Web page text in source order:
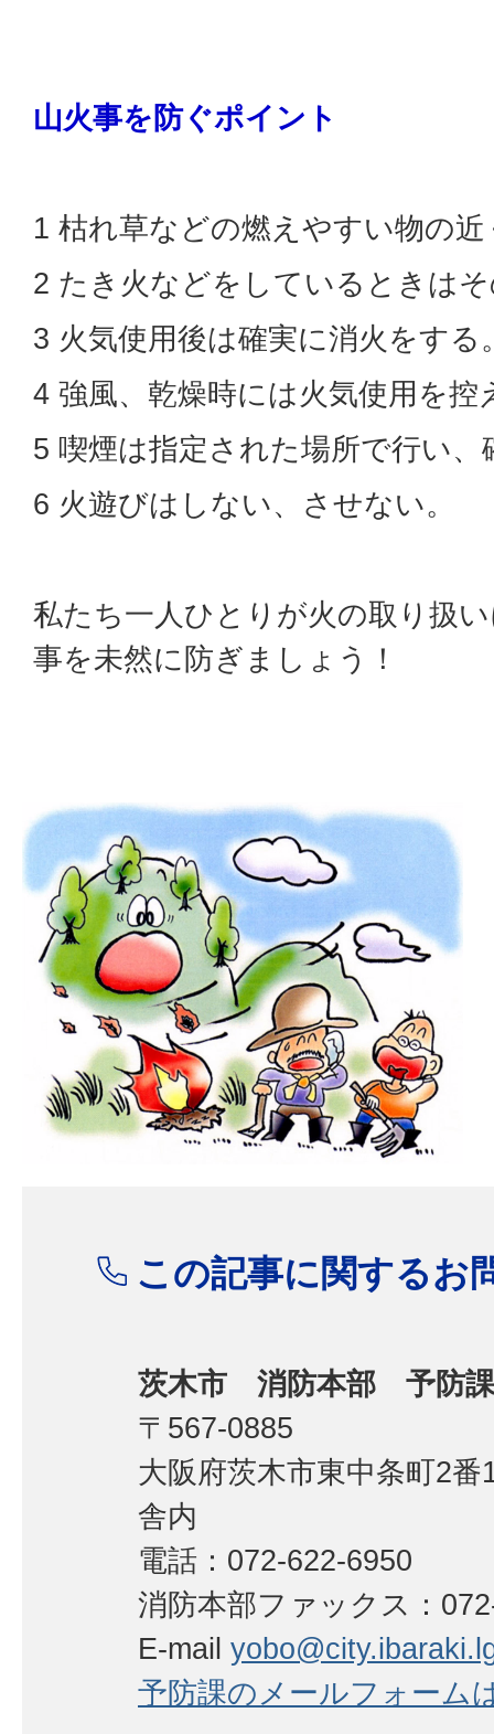
山火事を防ぐポイント
1 枯れ草などの燃えやすい物の
2 たき火などをしているときは
3 火気使用後は確実に消火をする
4 強風、乾燥時には火気使用を控
5 喫煙は指定された場所で行い、
6 火遊びはしない、させない。
私たち一人ひとりが火の取り扱
事を未然に防ぎましょう！
この記事に関するお
茨木市 消防本部 予防課
〒567-0885
大阪府茨木市東中条町2
舎内
電話：072-622-6950
消防本部ファックス：
E-mail
予防課のメールフォーム